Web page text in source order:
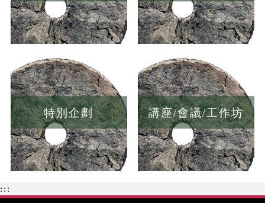
特別企劃 講座/會議/工作坊
:::